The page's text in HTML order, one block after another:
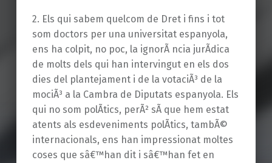
2. Els qui sabem quelcom de Dret i fins i tot
som doctors per una universitat espanyola,
ens ha colpit, no poc, la ignorÃ ncia jurÃ­dica
de molts dels qui han intervingut en els dos
dies del plantejament i de la votaciÃ³ de la
mociÃ³ a la Cambra de Diputats espanyola. Els
qui no som polÃ­tics, perÃ² sÃ­ que hem estat
atents als esdeveniments polÃ­tics, tambÃ©
internacionals, ens han impressionat moltes
coses que sâ€™han dit i sâ€™han fet en